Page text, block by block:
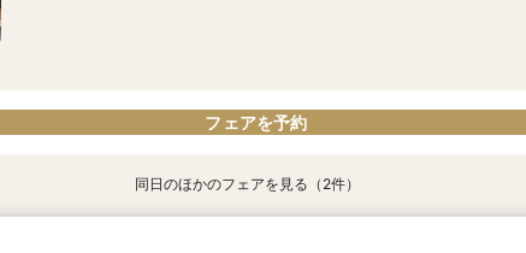
フェアを予約
同日のほかのフェアを見る（2件）